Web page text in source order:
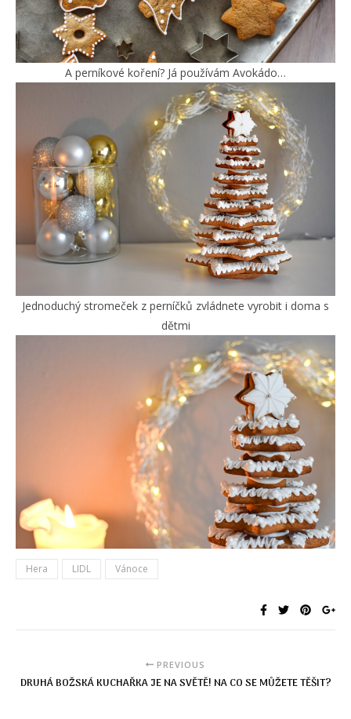
A perníkové koření? Já používám Avokádo…
Jednoduchý stromeček z perníčků zvládnete vyrobit i doma s
dětmi
Hera LIDL Vánoce
PREVIOUS
DRUHÁ BOŽSKÁ KUCHAŘKA JE NA SVĚTĚ! NA CO SE MŮŽETE TĚŠIT?